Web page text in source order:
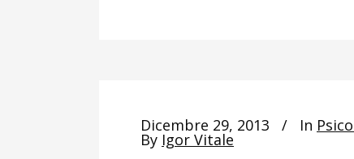
Dicembre 29, 2013 In
By Igor Vitale